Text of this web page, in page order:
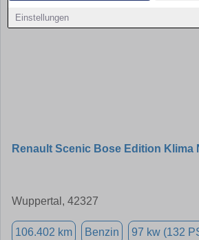
Einstellungen
Renault Scenic Bose Edition Klima
Wuppertal, 42327
106.402 km Benzin 97 kw (132